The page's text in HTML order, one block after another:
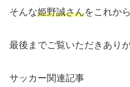
そんな姫野誠さんをこれか
最後までご覧いただきあり
サッカー関連記事